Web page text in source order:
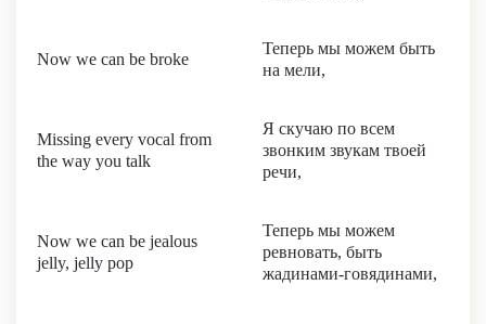
Now we can be broke
Теперь мы можем быть
на мели,
Missing every vocal from
the way you talk
Я скучаю по всем
звонким звукам твоей
речи,
Now we can be jealous
jelly, jelly pop
Теперь мы можем
ревновать, быть
жадинами-говядинами,